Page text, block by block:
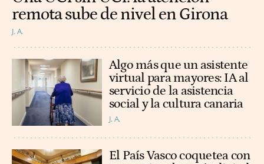
remota sube de nivel en Girona
J. A.
Algo más que un asistente
virtual para mayores: IA al
servicio de la asistencia
social y la cultura canaria
J. A.
El País Vasco coquetea con